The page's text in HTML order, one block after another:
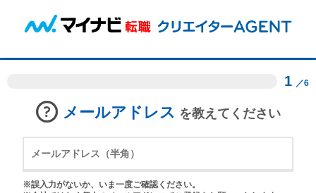
1 ／6
メールアドレス を教えてください
※誤入力がないか、いま一度ご確認ください。